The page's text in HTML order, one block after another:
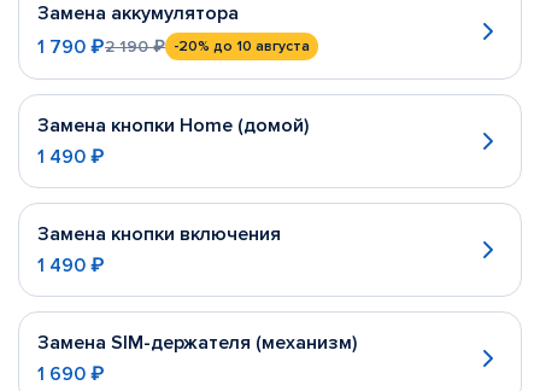
Замена аккумулятора
1 790 ₽2 190 ₽ -20% до 10 августа
Замена кнопки Home (домой)
1 490 ₽
Замена кнопки включения
1 490 ₽
Замена SIM-держателя (механизм)
1 690 ₽